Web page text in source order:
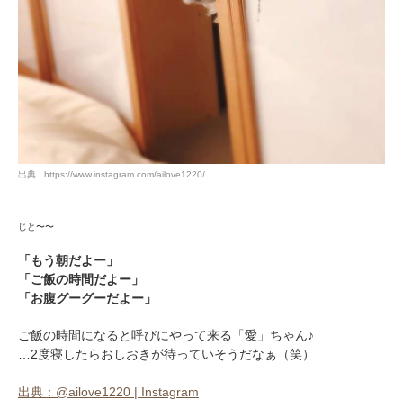
出典 : https://www.instagram.com/ailove1220/
じと〜〜
「もう朝だよー」
「ご飯の時間だよー」
「お腹グーグーだよー」
ご飯の時間になると呼びにやって来る「愛」ちゃん♪
…2度寝したらおしおきが待っていそうだなぁ（笑）
出典：@ailove1220 | Instagram